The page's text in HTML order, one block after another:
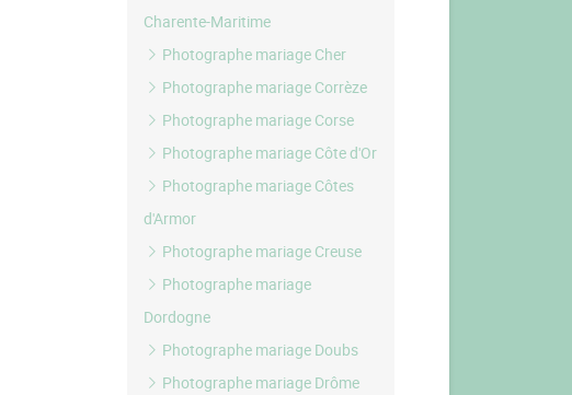
Charente-Maritime
Photographe mariage Cher
Photographe mariage Corrèze
Photographe mariage Corse
Photographe mariage Côte d'Or
Photographe mariage Côtes
d'Armor
Photographe mariage Creuse
Photographe mariage
Dordogne
Photographe mariage Doubs
Photographe mariage Drôme